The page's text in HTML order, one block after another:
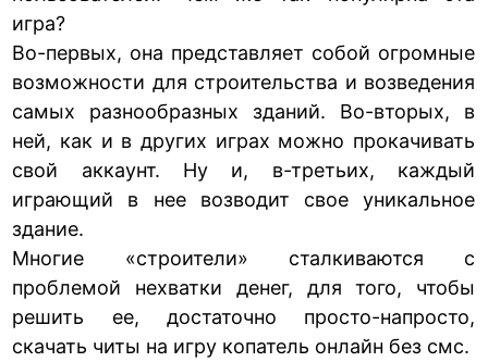
игра?
Во-первых, она представляет собой огромные
возможности для строительства и возведения
самых разнообразных зданий. Во-вторых, в
ней, как и в других играх можно прокачивать
свой аккаунт. Ну и, в-третьих, каждый
играющий в нее возводит свое уникальное
здание.
Многие «строители» сталкиваются с
проблемой нехватки денег, для того, чтобы
решить ее, достаточно просто-напросто,
скачать читы на игру копатель онлайн без смс.